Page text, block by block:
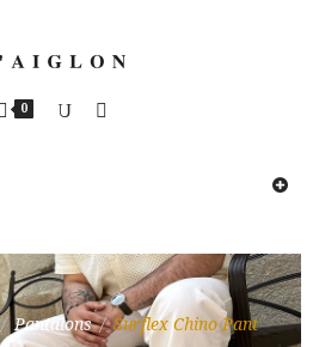
0
/ Pantalons / Surflex Chino Pant